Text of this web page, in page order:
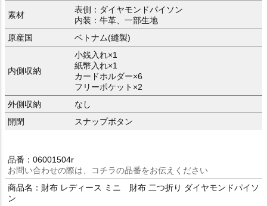
素材
表側：ダイヤモンドパイソン
内装：牛革、一部生地
原産国
ベトナム(縫製)
内側収納
小銭入れ×1
紙幣入れ×1
カードホルダー×6
フリーポケット×2
外側収納
なし
開閉
スナップボタン
品番：06001504r
お問い合わせの際は、コチラの品番をお伝えください
商品名：財布 レディース ミニ 財布 二つ折り ダイヤモンドパイソ
ン